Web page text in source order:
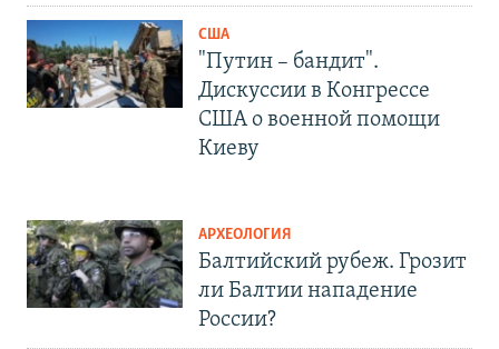
США
"Путин – бандит".
Дискуссии в Конгрессе
США о военной помощи
Киеву
АРХЕОЛОГИЯ
Балтийский рубеж. Грозит
ли Балтии нападение
России?